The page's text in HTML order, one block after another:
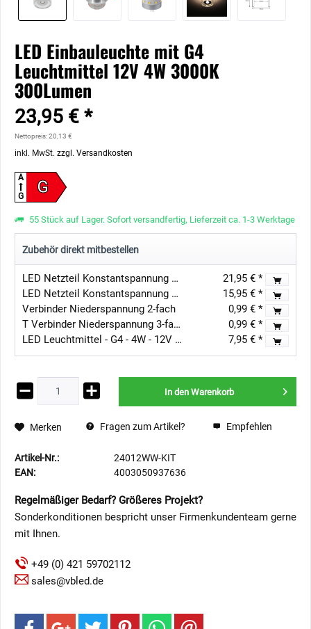
LED Einbauleuchte mit G4
Leuchtmittel 12V 4W 3000K
300Lumen
23,95 € *
Nettopreis: 20,13 €
inkl. MwSt. zzgl. Versandkosten
G
A
G
55 Stück auf Lager. Sofort versandfertig, Lieferzeit ca. 1-3 Werktage
Zubehör direkt mitbestellen
LED Netzteil Konstantspannung / 12V DC / 30W IP44
21,95 € *
LED Netzteil Konstantspannung / 12V DC / 15W Ultra Slim Flach IP44
15,95 € *
Verbinder Niederspannung 2-fach
0,99 € *
T Verbinder Niederspannung 3-fach
0,99 € *
LED Leuchtmittel - G4 - 4W - 12V AC/DC 300Lumen
7,95 € *
In den Warenkorb
Merken Fragen zum Artikel? Empfehlen
Artikel-Nr.:
24012WW-KIT
EAN:
4003050937636
Regelmäßiger Bedarf? Größeres Projekt?
Sonderkonditionen bespricht unser Firmenkundenteam gerne
mit Ihnen.
+49 (0) 421 59702112
sales@vbled.de